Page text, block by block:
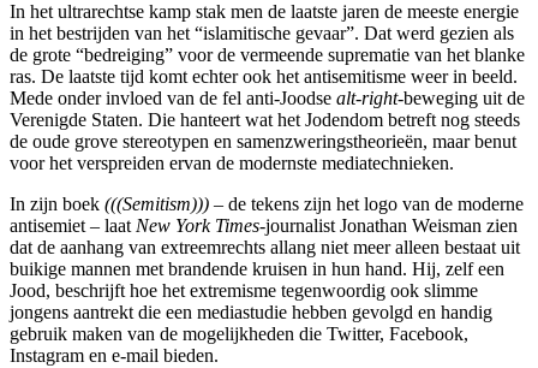
In het ultrarechtse kamp stak men de laatste jaren de meeste energie
in het bestrijden van het “islamitische gevaar”. Dat werd gezien als
de grote “bedreiging” voor de vermeende suprematie van het blanke
ras. De laatste tijd komt echter ook het antisemitisme weer in beeld.
Mede onder invloed van de fel anti-Joodse alt-right-beweging uit de
Verenigde Staten. Die hanteert wat het Jodendom betreft nog steeds
de oude grove stereotypen en samenzweringstheorieën, maar benut
voor het verspreiden ervan de modernste mediatechnieken.
In zijn boek (((Semitism))) – de tekens zijn het logo van de moderne
antisemiet – laatNew York Times-journalist Jonathan Weisman zien
dat de aanhang van extreemrechts allang niet meer alleen bestaat uit
buikige mannen met brandende kruisen in hun hand. Hij, zelf een
Jood, beschrijft hoe het extremisme tegenwoordig ook slimme
jongens aantrekt die een mediastudie hebben gevolgd en handig
gebruik maken van de mogelijkheden die Twitter, Facebook,
Instagram en e-mail bieden.